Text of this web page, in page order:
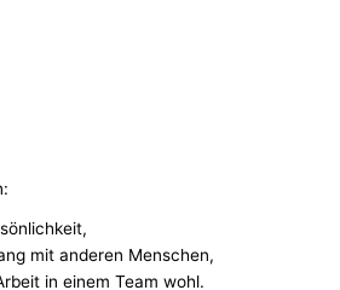
mit anderen Menschen,
in einem Team wohl.